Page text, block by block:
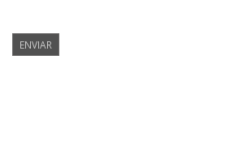
ENVIAR